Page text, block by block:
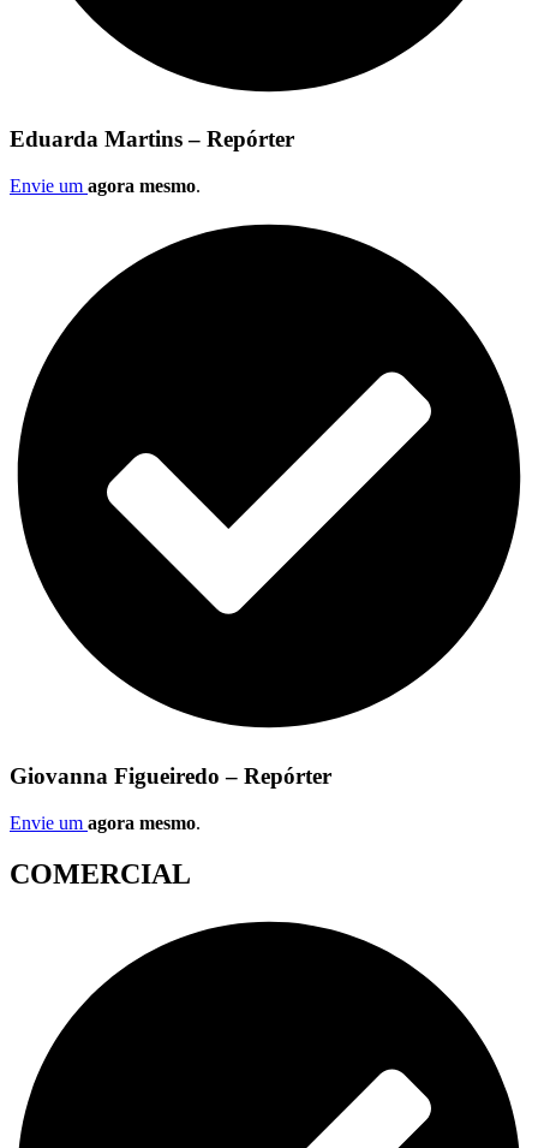
Eduarda Martins – Repórter
Envie um agora mesmo.
Giovanna Figueiredo – Repórter
Envie um agora mesmo.
COMERCIAL